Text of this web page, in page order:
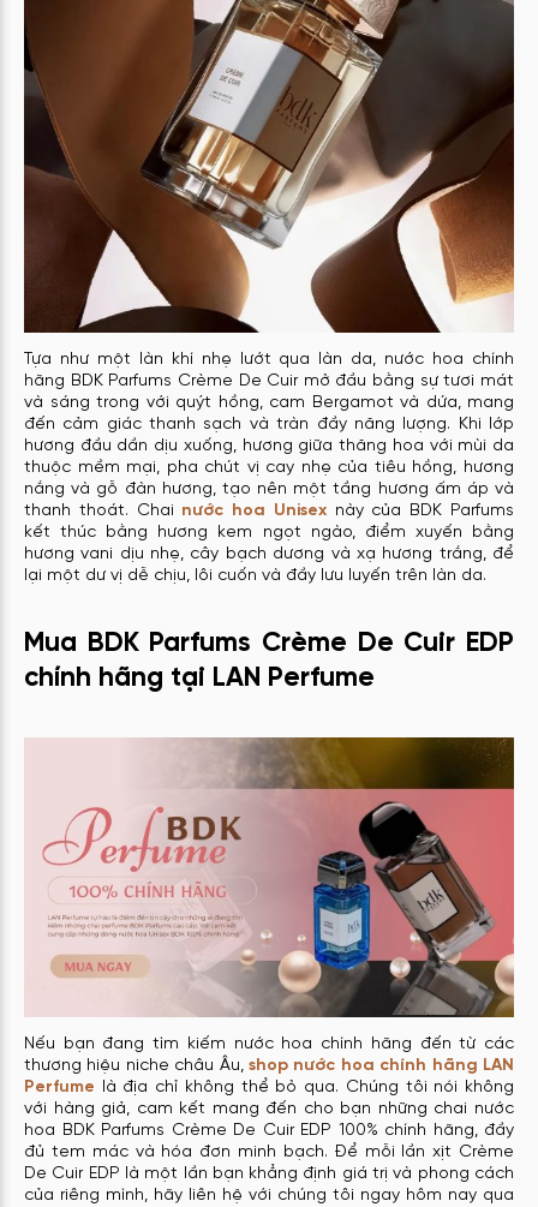
Tựa như một làn khí nhẹ lướt qua làn da, nước hoa chính
hãng BDK Parfums Crème De Cuir mở đầu bằng sự tươi mát
và sáng trong với quýt hồng, cam Bergamot và dứa, mang
đến cảm giác thanh sạch và tràn đầy năng lượng. Khi lớp
hương đầu dần dịu xuống, hương giữa thăng hoa với mùi da
thuộc mềm mại, pha chút vị cay nhẹ của tiêu hồng, hương
nắng và gỗ đàn hương, tạo nên một tầng hương ấm áp và
thanh thoát. Chai nước hoa Unisexnày của BDK Parfums
kết thúc bằng hương kem ngọt ngào, điểm xuyến bằng
hương vani dịu nhẹ, cây bạch dương và xạ hương trắng, để
lại một dư vị dễ chịu, lôi cuốn và đầy lưu luyến trên làn da.
Mua BDK Parfums Crème De Cuir EDP
chính hãng tại LAN Perfume
Nếu bạn đang tìm kiếm nước hoa chính hãng đến từ các
thương hiệu niche châu Âu, shop nước hoa chính hãng LAN
Perfume là địa chỉ không thể bỏ qua. Chúng tôi nói không
với hàng giả, cam kết mang đến cho bạn những chai nước
hoa BDK Parfums Crème De Cuir EDP 100% chính hãng, đầy
đủ tem mác và hóa đơn minh bạch. Để mỗi lần xịt Crème
De Cuir EDP là một lần bạn khẳng định giá trị và phong cách
của riêng mình, hãy liên hệ với chúng tôi ngay hôm nay qua